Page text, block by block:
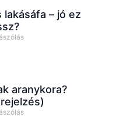
– jó ez
aranykora?